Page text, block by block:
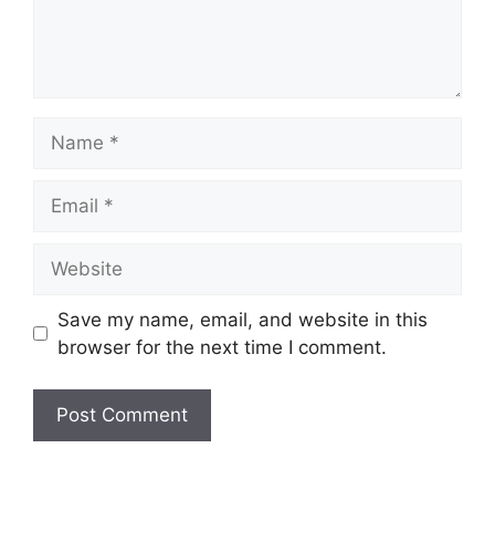
Save my name, email, and website in this
browser for the next time I comment.